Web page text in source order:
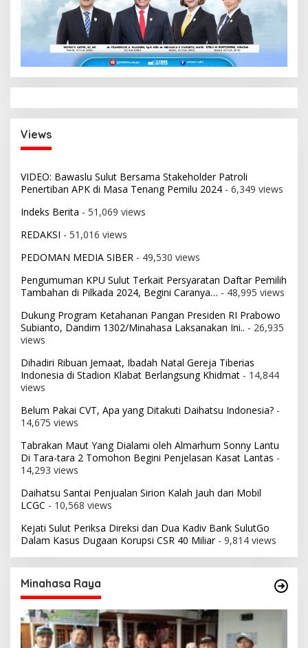
Views
VIDEO: Bawaslu Sulut Bersama Stakeholder Patroli
Penertiban APK di Masa Tenang Pemilu 2024 - 6,349 views
Indeks Berita - 51,069 views
REDAKSI - 51,016 views
PEDOMAN MEDIA SIBER - 49,530 views
Pengumuman KPU Sulut Terkait Persyaratan Daftar Pemilih
Tambahan di Pilkada 2024, Begini Caranya… - 48,995 views
Dukung Program Ketahanan Pangan Presiden RI Prabowo
Subianto, Dandim 1302/Minahasa Laksanakan Ini.. - 26,935
views
Dihadiri Ribuan Jemaat, Ibadah Natal Gereja Tiberias
Indonesia di Stadion Klabat Berlangsung Khidmat - 14,844
views
Belum Pakai CVT, Apa yang Ditakuti Daihatsu Indonesia? -
14,675 views
Tabrakan Maut Yang Dialami oleh Almarhum Sonny Lantu
Di Tara-tara 2 Tomohon Begini Penjelasan Kasat Lantas -
14,293 views
Daihatsu Santai Penjualan Sirion Kalah Jauh dari Mobil
LCGC - 10,568 views
Kejati Sulut Periksa Direksi dan Dua Kadiv Bank SulutGo
Dalam Kasus Dugaan Korupsi CSR 40 Miliar- 9,814 views
Minahasa Raya